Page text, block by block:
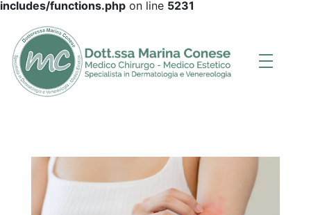
includes/functions.php on line 5231